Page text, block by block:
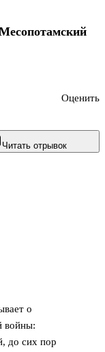
Читать отрывок
о
войны:
до сих пор
Оценить